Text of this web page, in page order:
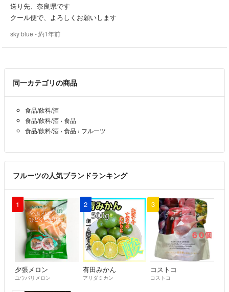
当店では、はねだし、傷モノの宅配はお断りしております
お手元に届きましたら 中性洗剤で洗ってから
お店は 山梨県北杜市高根町清里にあります
食べてみたくなったら、コメントして下さい
着払いは、なるべく控えてくださいね
専用の商品を出品させて頂きますよ
送り先、奈良県です
クール便で、よろしくお願いします
sky blue - 約1年前
同一カテゴリの商品
食品/飲料/酒
食品/飲料/酒 › 食品
食品/飲料/酒 › 食品 › フルーツ
フルーツの人気ブランドランキング
1
夕張メロン
ユウバリメロン
2
有田みかん
アリダミカン
3
コストコ
コストコ